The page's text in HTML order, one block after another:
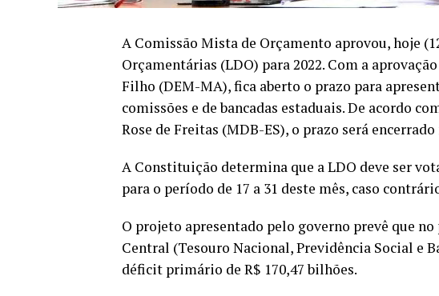
A Comissão Mista de Orçamento aprovou, hoje
Orçamentárias (LDO) para 2022. Com a
Filho (DEM-MA), fica aberto o prazo para
comissões e de bancadas estaduais. De acordo
Rose de Freitas (MDB-ES), o prazo será
A Constituição determina que a LDO deve ser
para o período de 17 a 31 deste mês, caso
O projeto apresentado pelo governo prevê que
Central (Tesouro Nacional, Previdência Social e
déficit primário de R$ 170,47 bilhões.